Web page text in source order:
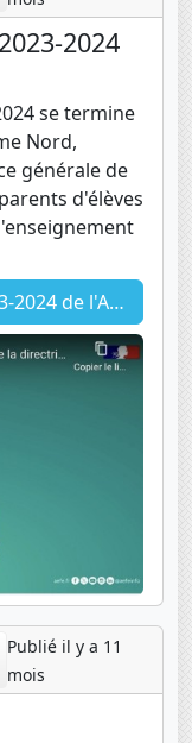
2024
se termine
Nord,
générale de
d'élèves
de l'AEFE
Publié il y a 11
mois